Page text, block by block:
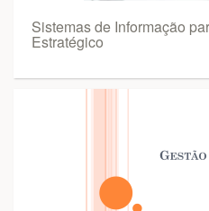
Sistemas de Informação
Estratégico